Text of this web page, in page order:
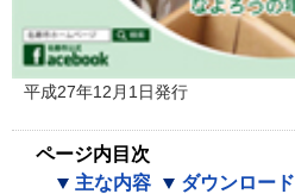
平成27年12月1日発行
ページ内目次
主な内容
ダウンロード